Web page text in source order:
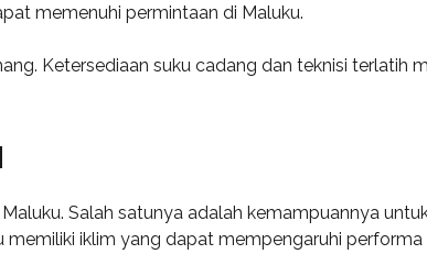
memenuhi permintaan di Maluku.
Ketersediaan suku cadang dan teknisi terlatih
Salah satunya adalah kemampuannya
iklim yang dapat mempengaruhi performa